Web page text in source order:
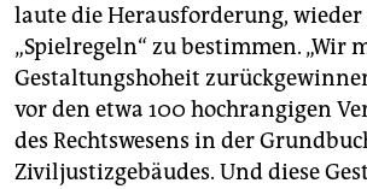
laute die Herausforderung, wieder
„Spielregeln“ zu bestimmen. „Wir
Gestaltungshoheit
vor den etwa 100 hochrangigen
des Rechtswesens in der
Ziviljustizgebäudes. Und diese